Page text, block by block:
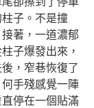
子。不是撞
著，一道濃郁
子爆發出來，
，窄巷恢復了
手殘感覺一陣
停在一個貼滿